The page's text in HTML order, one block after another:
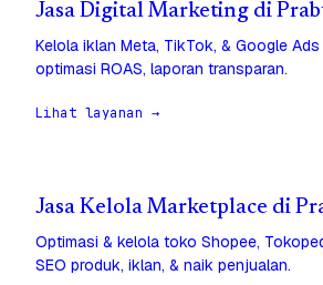
Jasa Digital Marketing di
Kelola iklan Meta, TikTok, & Google
optimasi ROAS, laporan transparan.
Lihat layanan →
Jasa Kelola Marketplace di
Optimasi & kelola toko Shopee,
SEO produk, iklan, & naik penjualan.